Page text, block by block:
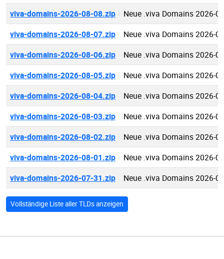
viva-domains-2026-08-08.zip
Neue .viva Domains 2026-
viva-domains-2026-08-07.zip
Neue .viva Domains 2026-
viva-domains-2026-08-06.zip
Neue .viva Domains 2026-
viva-domains-2026-08-05.zip
Neue .viva Domains 2026-
viva-domains-2026-08-04.zip
Neue .viva Domains 2026-
viva-domains-2026-08-03.zip
Neue .viva Domains 2026-
viva-domains-2026-08-02.zip
Neue .viva Domains 2026-
viva-domains-2026-08-01.zip
Neue .viva Domains 2026-
viva-domains-2026-07-31.zip
Neue .viva Domains 2026-
Vollständige Liste aller TLDs anzeigen